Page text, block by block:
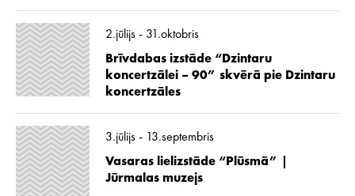
2.jūlijs - 31.oktobris
Brīvdabas izstāde “Dzintaru
koncertzālei – 90” skvērā pie Dzintaru
koncertzāles
3.jūlijs - 13.septembris
Vasaras lielizstāde “Plūsmā” |
Jūrmalas muzejs